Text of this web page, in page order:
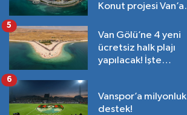
Konut projesi Van’a
Van Gölü’ne 4 yeni
ücretsiz halk plajı
yapılacak! İşte
5
Vanspor’a milyonluk
destek!
6